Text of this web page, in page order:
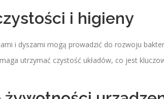
i higieny
i dyszami mogą prowadzić do rozwoju
utrzymać czystość układów, co jest